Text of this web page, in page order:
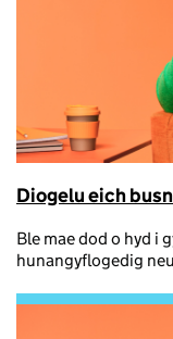
Diogelu eich
Ble mae dod o hyd i
hunangyflogedig